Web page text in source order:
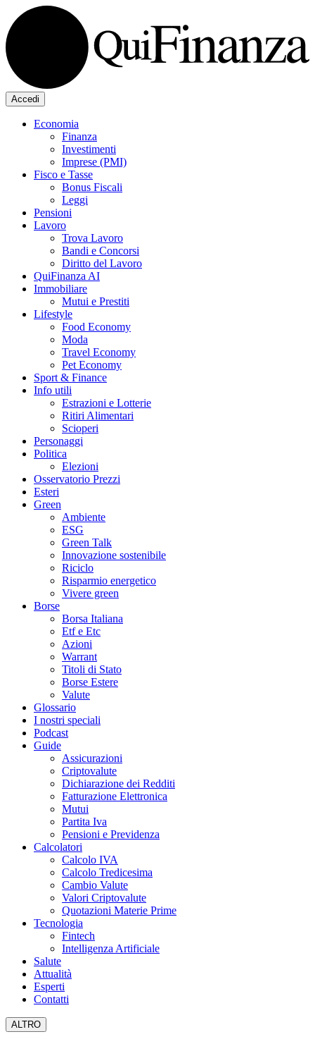
Accedi
Economia
Finanza
Investimenti
Imprese (PMI)
Fisco e Tasse
Bonus Fiscali
Leggi
Pensioni
Lavoro
Trova Lavoro
Bandi e Concorsi
Diritto del Lavoro
QuiFinanza AI
Immobiliare
Mutui e Prestiti
Lifestyle
Food Economy
Moda
Travel Economy
Pet Economy
Sport & Finance
Info utili
Estrazioni e Lotterie
Ritiri Alimentari
Scioperi
Personaggi
Politica
Elezioni
Osservatorio Prezzi
Esteri
Green
Ambiente
ESG
Green Talk
Innovazione sostenibile
Riciclo
Risparmio energetico
Vivere green
Borse
Borsa Italiana
Etf e Etc
Azioni
Warrant
Titoli di Stato
Borse Estere
Valute
Glossario
I nostri speciali
Podcast
Guide
Assicurazioni
Criptovalute
Dichiarazione dei Redditi
Fatturazione Elettronica
Mutui
Partita Iva
Pensioni e Previdenza
Calcolatori
Calcolo IVA
Calcolo Tredicesima
Cambio Valute
Valori Criptovalute
Quotazioni Materie Prime
Tecnologia
Fintech
Intelligenza Artificiale
Salute
Attualità
Esperti
Contatti
ALTRO